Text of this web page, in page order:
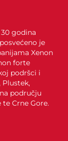
godina
je
Xenon
forte
podršci i
Plustek,
području
te Crne Gore.